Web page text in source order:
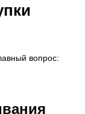
вопрос: